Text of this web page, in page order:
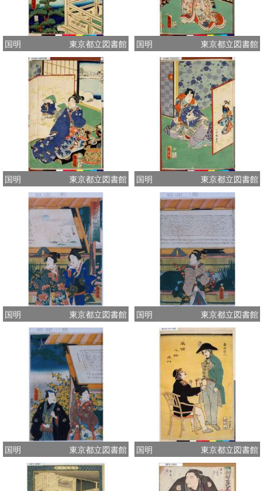
国明 東京都立図書館 国明 東京都立図書館
国明 東京都立図書館 国明 東京都立図書館
国明 東京都立図書館 国明 東京都立図書館
国明 東京都立図書館 国明 東京都立図書館